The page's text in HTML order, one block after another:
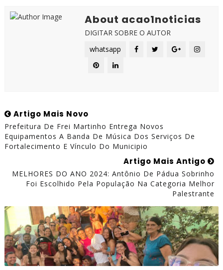
About acao1noticias
DIGITAR SOBRE O AUTOR
whatsapp
Artigo Mais Novo
Prefeitura De Frei Martinho Entrega Novos
Equipamentos A Banda De Música Dos Serviços De
Fortalecimento E Vínculo Do Municipio
Artigo Mais Antigo
MELHORES DO ANO 2024: Antônio De Pádua Sobrinho
Foi Escolhido Pela População Na Categoria Melhor
Palestrante